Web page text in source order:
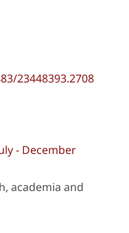
23448393.2708
- December
academia and